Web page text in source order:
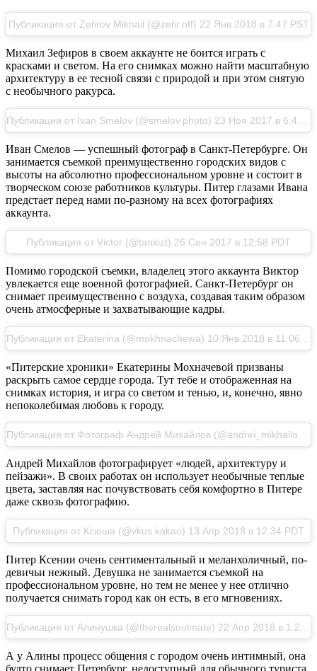
Публикация от Zefirov Mikhail (@zefir.off) 22 Янв 2018 в 7:47 PST
Михаил Зефиров в своем аккаунте не боится играть с
красками и светом. На его снимках можно найти масштабную
архитектуру в ее тесной связи с природой и при этом снятую
с необычного ракурса.
Иван Смелов — успешный фотограф в Санкт-Петербурге. Он
занимается съемкой преимущественно городских видов с
высоты на абсолютно профессиональном уровне и состоит в
творческом союзе работников культуры. Питер глазами Ивана
предстает перед нами по-разному на всех фотографиях
аккаунта.
Публикация от Victor (@tankizt) 26 Сен 2017 в 12:58 PDT
Помимо городской съемки, владелец этого аккаунта Виктор
увлекается еще военной фотографией. Санкт-Петербург он
снимает преимущественно с воздуха, создавая таким образом
очень атмосферные и захватывающие кадры.
«Питерские хроники» Екатерины Мохначевой призваны
раскрыть самое сердце города. Тут тебе и отображенная на
снимках история, и игра со светом и тенью, и, конечно, явно
непоколебимая любовь к городу.
Андрей Михайлов фотографирует «людей, архитектуру и
пейзажи». В своих работах он использует необычные теплые
цвета, заставляя нас почувствовать себя комфортно в Питере
даже сквозь фотографию.
Публикация от Ксюша (@vkus.kakao) 13 Апр 2018 в 12:34 PDT
Питер Ксении очень сентиментальный и меланхоличный, по-
девичьи нежный. Девушка не занимается съемкой на
профессиональном уровне, но тем не менее у нее отлично
получается снимать город как он есть, в его мгновениях.
А у Алины процесс общения с городом очень интимный, она
будто снимает Петербург, недоступный для обычного туриста.